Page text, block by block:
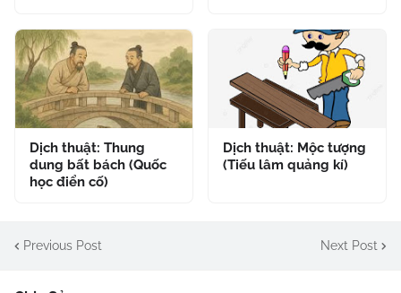
Dịch thuật: Thung
dung bất bách (Quốc
học điển cố)
Dịch thuật: Mộc tượng
(Tiếu lâm quảng kí)
Previous Post Next Post